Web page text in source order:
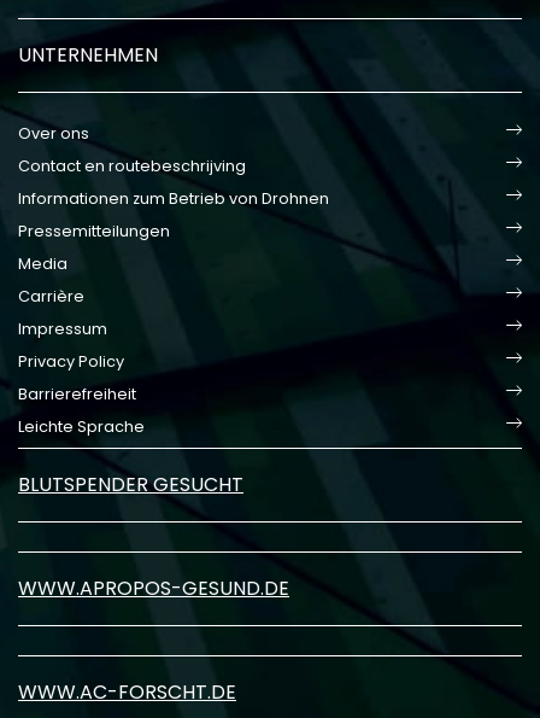
UNTERNEHMEN
Over ons
Contact en routebeschrijving
Informationen zum Betrieb von Drohnen
Pressemitteilungen
Media
Carrière
Impressum
Privacy Policy
Barrierefreiheit
Leichte Sprache
BLUTSPENDER GESUCHT
WWW.APROPOS-GESUND.DE
WWW.AC-FORSCHT.DE